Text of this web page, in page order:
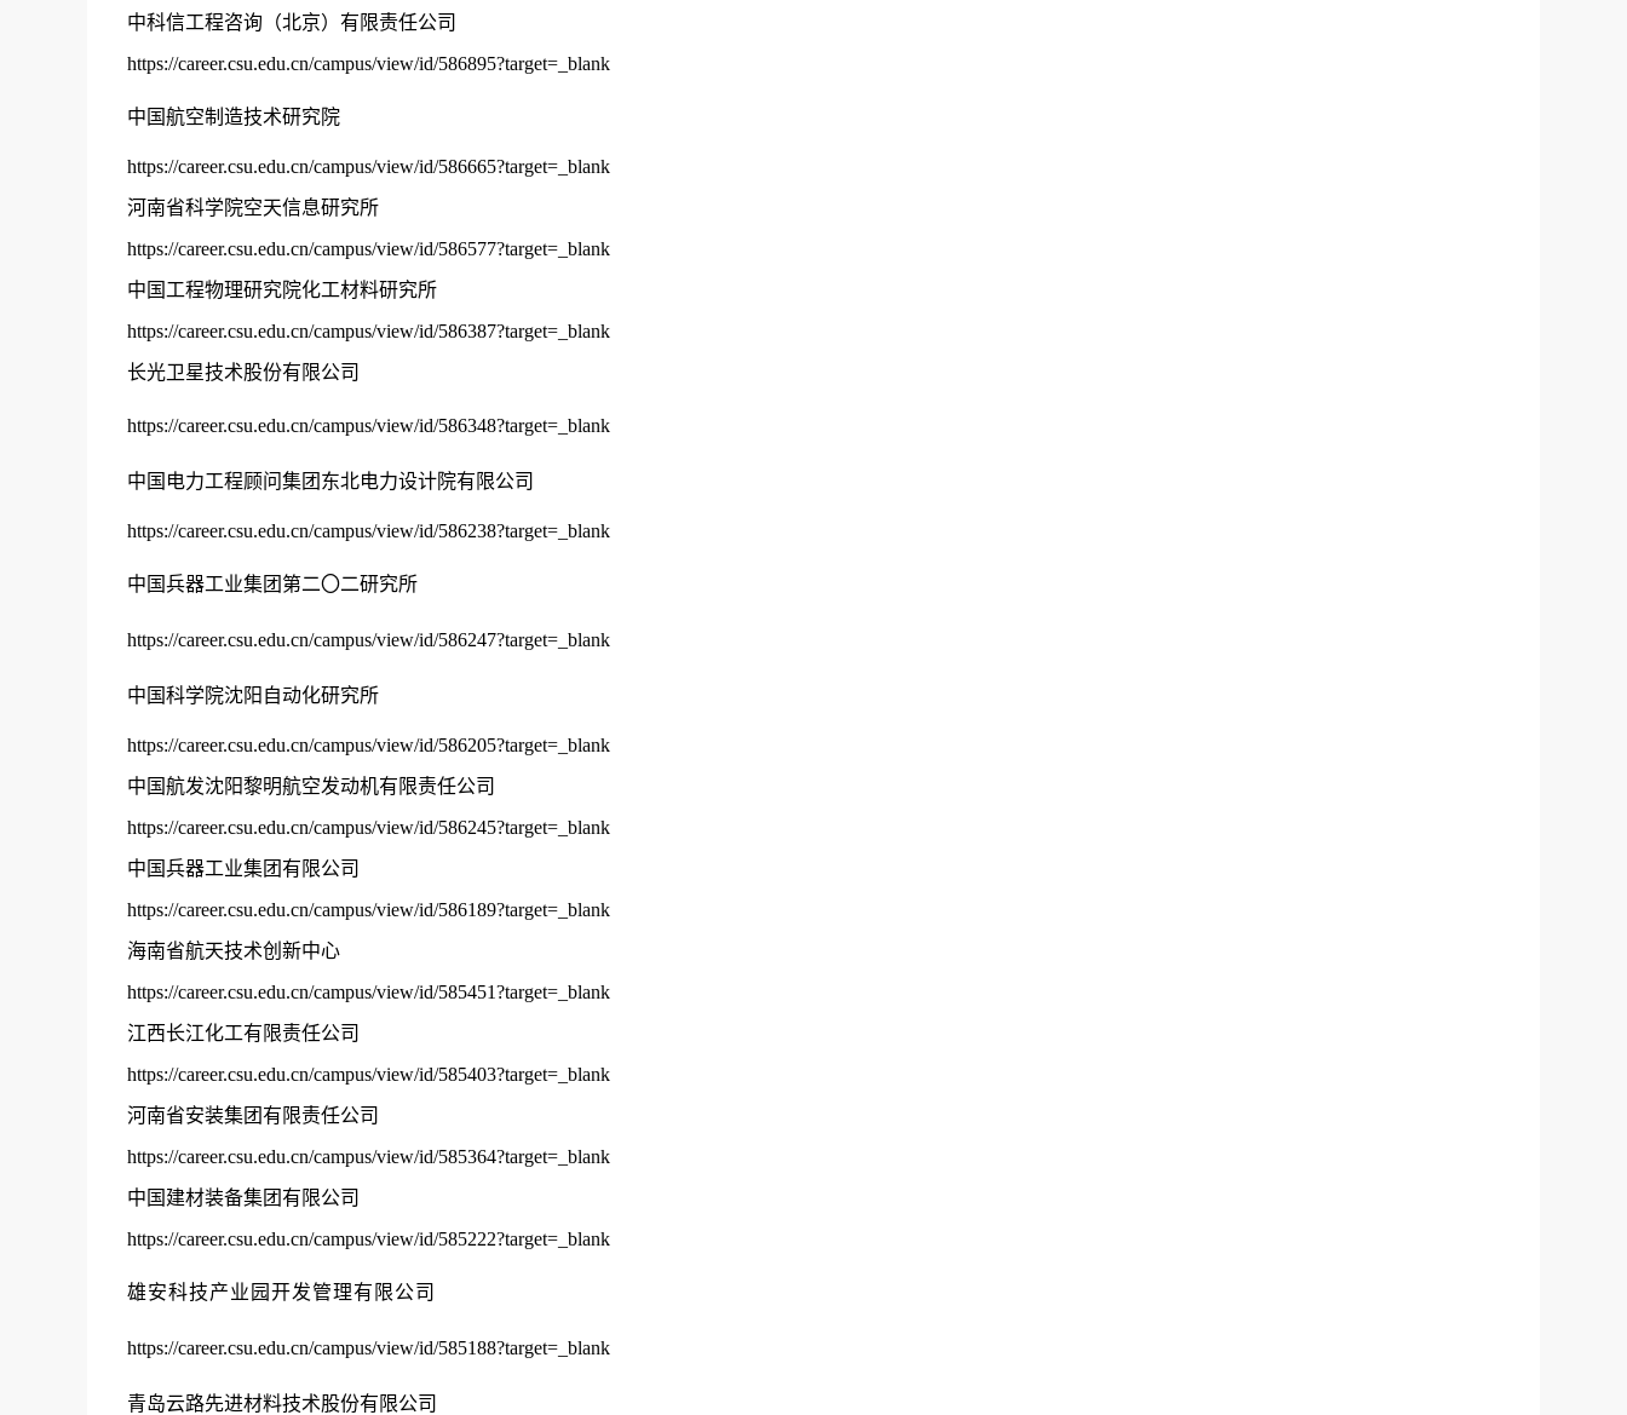
中科信工程咨询（北京）有限责任公司
https://career.csu.edu.cn/campus/view/id/586895?target=_blank
中国航空制造技术研究院
https://career.csu.edu.cn/campus/view/id/586665?target=_blank
河南省科学院空天信息研究所
https://career.csu.edu.cn/campus/view/id/586577?target=_blank
中国工程物理研究院化工材料研究所
https://career.csu.edu.cn/campus/view/id/586387?target=_blank
长光卫星技术股份有限公司
https://career.csu.edu.cn/campus/view/id/586348?target=_blank
中国电力工程顾问集团东北电力设计院有限公司
https://career.csu.edu.cn/campus/view/id/586238?target=_blank
中国兵器工业集团第二〇二研究所
https://career.csu.edu.cn/campus/view/id/586247?target=_blank
中国科学院沈阳自动化研究所
https://career.csu.edu.cn/campus/view/id/586205?target=_blank
中国航发沈阳黎明航空发动机有限责任公司
https://career.csu.edu.cn/campus/view/id/586245?target=_blank
中国兵器工业集团有限公司
https://career.csu.edu.cn/campus/view/id/586189?target=_blank
海南省航天技术创新中心
https://career.csu.edu.cn/campus/view/id/585451?target=_blank
江西长江化工有限责任公司
https://career.csu.edu.cn/campus/view/id/585403?target=_blank
河南省安装集团有限责任公司
https://career.csu.edu.cn/campus/view/id/585364?target=_blank
中国建材装备集团有限公司
https://career.csu.edu.cn/campus/view/id/585222?target=_blank
雄安科技产业园开发管理有限公司
https://career.csu.edu.cn/campus/view/id/585188?target=_blank
青岛云路先进材料技术股份有限公司